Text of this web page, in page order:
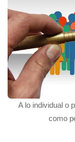
A lo individual o
como